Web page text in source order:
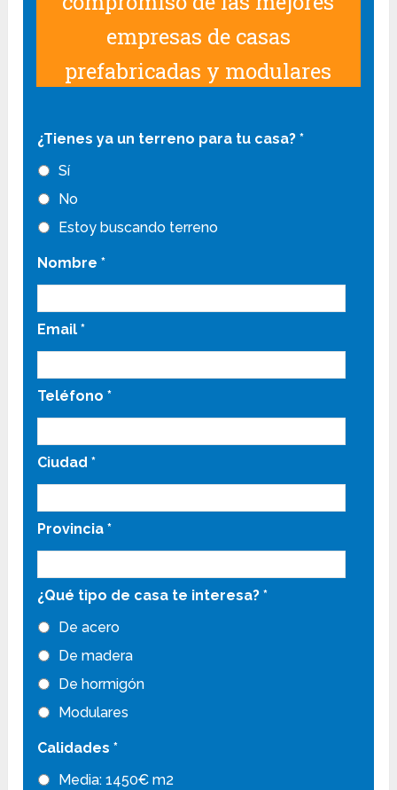
empresas de casas
prefabricadas y modulares
¿Tienes ya un terreno para tu casa? *
Sí
No
Estoy buscando terreno
Nombre *
Email *
Teléfono *
Ciudad *
Provincia *
¿Qué tipo de casa te interesa? *
De acero
De madera
De hormigón
Modulares
Calidades *
Media: 1450€ m2